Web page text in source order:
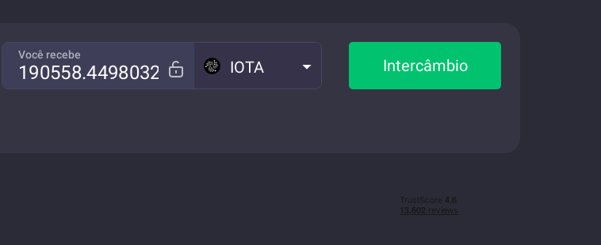
Você recebe
IOTA Intercâmbio